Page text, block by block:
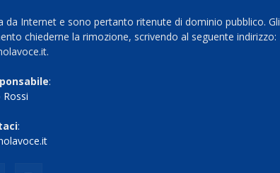
Internet e sono pertanto ritenute di dominio pubblico. Gli
chiederne la rimozione, scrivendo al seguente indirizzo:
:
Rossi
: